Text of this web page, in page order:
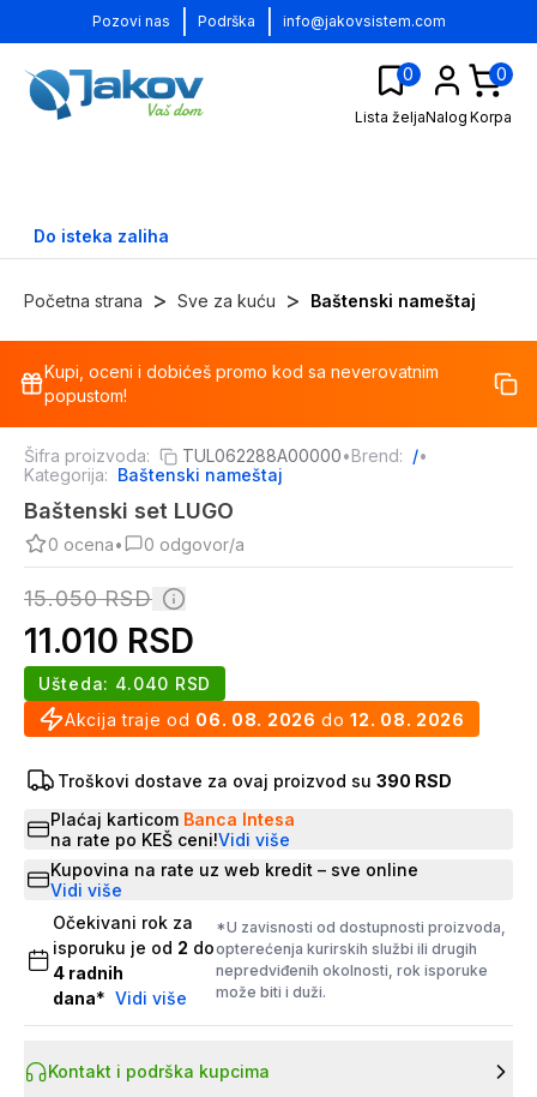
Pozovi nas Podrška info@jakovsistem.com
0
Lista željaNalog
0
Korpa
Do isteka zaliha
Početna strana > Sve za kuću > Baštenski nameštaj
%
Kupi, oceni i dobićeš promo kod sa neverovatnim
popustom!
Šifra proizvoda: TUL062288A00000•Brend: /•
Kategorija: Baštenski nameštaj
Baštenski set LUGO
0 ocena• 0 odgovor/a
15.050RSD
11.010 RSD
Akcija traje od 06. 08. 2026 do 12. 08. 2026
Ušteda: 4.040 RSD
Troškovi dostave za ovaj proizvod su 390 RSD
Plaćaj karticom Banca Intesa
na rate po KEŠ ceni!Vidi više
Kupovina na rate uz web kredit – sve online
Vidi više
Očekivani rok za
isporuku je od 2 do
4 radnih
dana* Vidi više
*U zavisnosti od dostupnosti proizvoda,
opterećenja kurirskih službi ili drugih
nepredviđenih okolnosti, rok isporuke
može biti i duži.
Kontakt i podrška kupcima